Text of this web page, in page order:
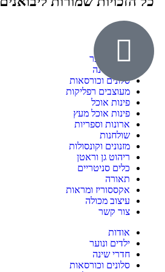
ילדים ונוער
חדרי שינה
סלונים וכורסאות
מעוצבים רפליקות
פינות אוכל
פינות אוכל מעץ
ארונות וספריות
שולחנות
מזנונים וקונסולות
ריהוט גן וראטן
כלים סניטריים
תאורה
אקססוריז ומראות
עיצוב מכולה
צור קשר
אודות
ילדים ונוער
חדרי שינה
סלונים וכורסאות